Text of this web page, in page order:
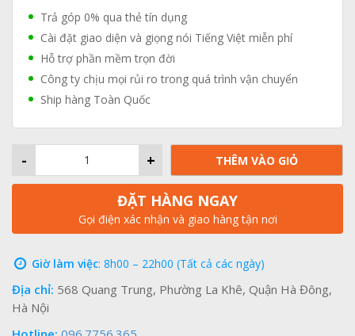
Trả góp 0% qua thẻ tín dụng
Cài đặt giao diện và giọng nói Tiếng Việt miễn phí
Hỗ trợ phần mềm trọn đời
Công ty chịu mọi rủi ro trong quá trình vận chuyển
Ship hàng Toàn Quốc
+
- THÊM VÀO GIỎ
ĐẶT HÀNG NGAY
Gọi điện xác nhận và giao hàng tận nơi
Giờ làm việc: 8h00 – 22h00 (Tất cả các ngày)
Địa chỉ: 568 Quang Trung, Phường La Khê, Quận Hà Đông,
Hà Nội